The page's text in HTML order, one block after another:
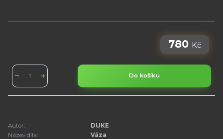
780 Kč
Do košíku
Autor:
DUKE
Název díla:
Váza